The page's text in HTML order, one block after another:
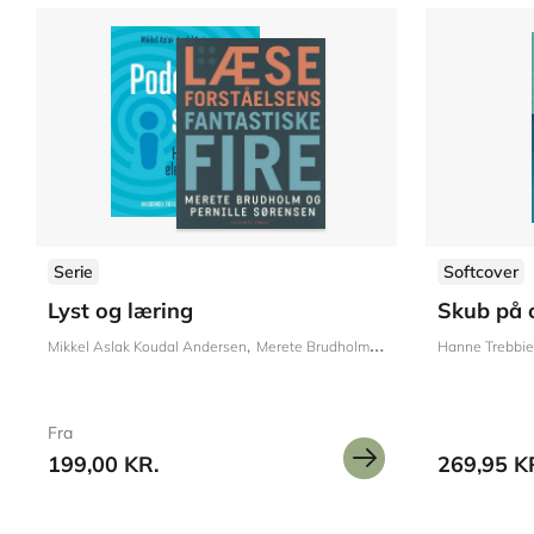
Serie
Lyst og læring
Mikkel Aslak Koudal Andersen Merete Brudholm Pernille Sørensen
Fra
199,00 KR.
Softcover
Skub på
Hanne
269,95